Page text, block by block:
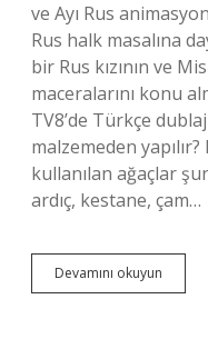
ve Ayı Rus
Rus halk masalına
bir Rus kızının ve
maceralarını konu
TV8’de Türkçe
malzemeden
kullanılan ağaçlar
ardıç, kestane, çam…
Devamını okuyun
Nasıl